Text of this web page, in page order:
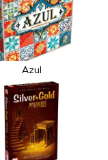
Azul